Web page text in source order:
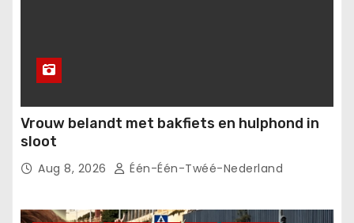
Vrouw belandt met bakfiets en hulphond in
sloot
Aug 8, 2026 Één-Één-Twéé-Nederland